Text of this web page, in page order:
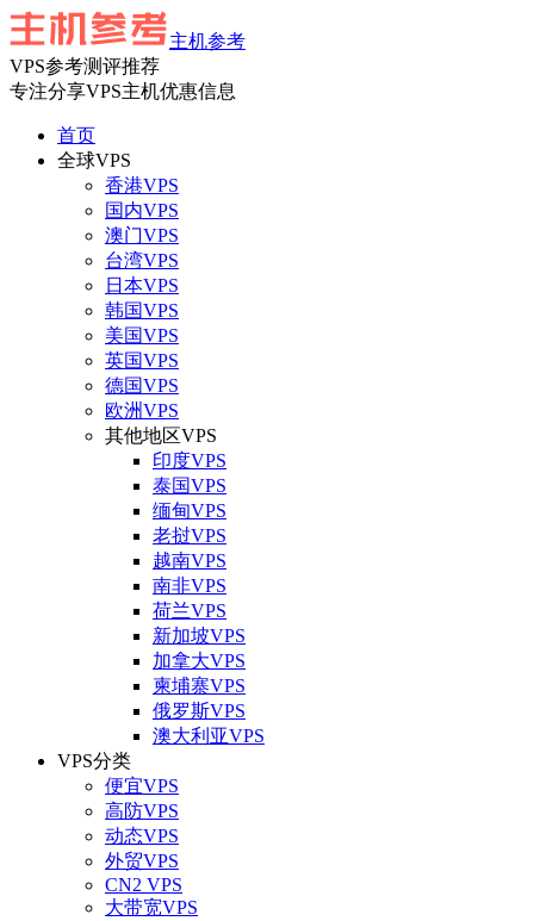
主机参考
VPS参考测评推荐
专注分享VPS主机优惠信息
首页
全球VPS
香港VPS
国内VPS
澳门VPS
台湾VPS
日本VPS
韩国VPS
美国VPS
英国VPS
德国VPS
欧洲VPS
其他地区VPS
印度VPS
泰国VPS
缅甸VPS
老挝VPS
越南VPS
南非VPS
荷兰VPS
新加坡VPS
加拿大VPS
柬埔寨VPS
俄罗斯VPS
澳大利亚VPS
VPS分类
便宜VPS
高防VPS
动态VPS
外贸VPS
CN2 VPS
大带宽VPS